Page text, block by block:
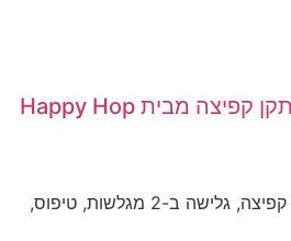
מתנפח 7 פעילויות מתקן קפיצה מבית Happy Hop
מתנפח 7 פעילויות משלב: קפיצה, גלישה ב-2 מגלשות, טיפוס,